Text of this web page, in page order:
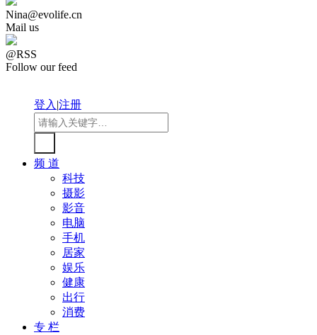
Nina@evolife.cn
Mail us
@RSS
Follow our feed
登入|注册
频 道
科技
摄影
影音
电脑
手机
居家
娱乐
健康
出行
消费
专 栏